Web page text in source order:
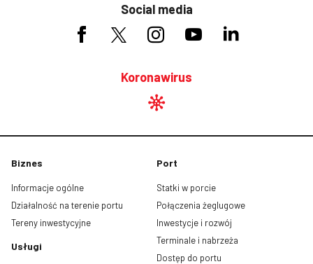
Social media
Koronawirus
Biznes
Informacje ogólne
Działalność na terenie portu
Tereny inwestycyjne
Usługi
Port
Statki w porcie
Połączenia żeglugowe
Inwestycje i rozwój
Terminale i nabrzeża
Dostęp do portu